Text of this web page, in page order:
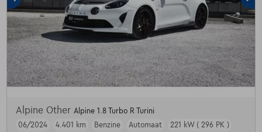
Alpine Other Alpine 1.8 Turbo R Turini
06/2024
4.401 km Benzine Automaat 221 kW ( 296 PK )